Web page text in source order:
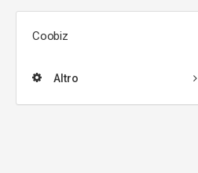
Coobiz
Altro